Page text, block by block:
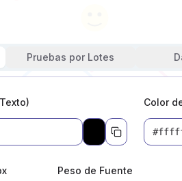
Pruebas por Lotes
Pick a color
Color
Peso de Fuente